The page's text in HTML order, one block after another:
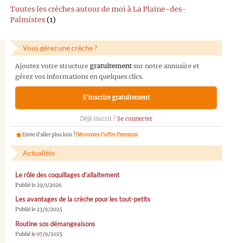
Toutes les crèches autour de moi à La Plaine-des-
Palmistes (1)
Vous gérez une crèche ?
Ajoutez votre structure gratuitementsur notre annuaire et
gérez vos informations en quelques clics.
S'inscrire gratuitement
Déjà inscrit ? Se connecter
Envie d'aller plus loin ?Découvrez l'offre Premium
Actualités
Le rôle des coquillages d’allaitement
Publié le 29/1/2026
Les avantages de la crèche pour les tout-petits
Publié le 23/9/2025
Routine sos démangeaisons
Publié le 07/9/2025